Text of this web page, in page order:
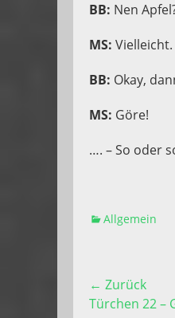
BB: Nen
MS: Vielleicht.
BB: Okay,
MS: Göre!
…. – So oder
Kategorien
Allgemein
← Zurück
Türchen 22 –